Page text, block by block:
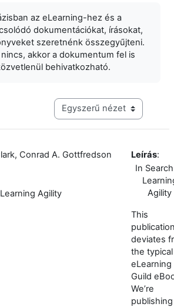
az eLearning-hez és a
dokumentációkat, írásokat,
szeretnénk összegyűjteni.
nincs, akkor a dokumentum fel is
behivatkozható.
Harmadik szintű navigáció
Conrad A. Gottfredson Leírás:
Agility
In
Agility
This
deviates
the typical
eLearning
Guild
We’re